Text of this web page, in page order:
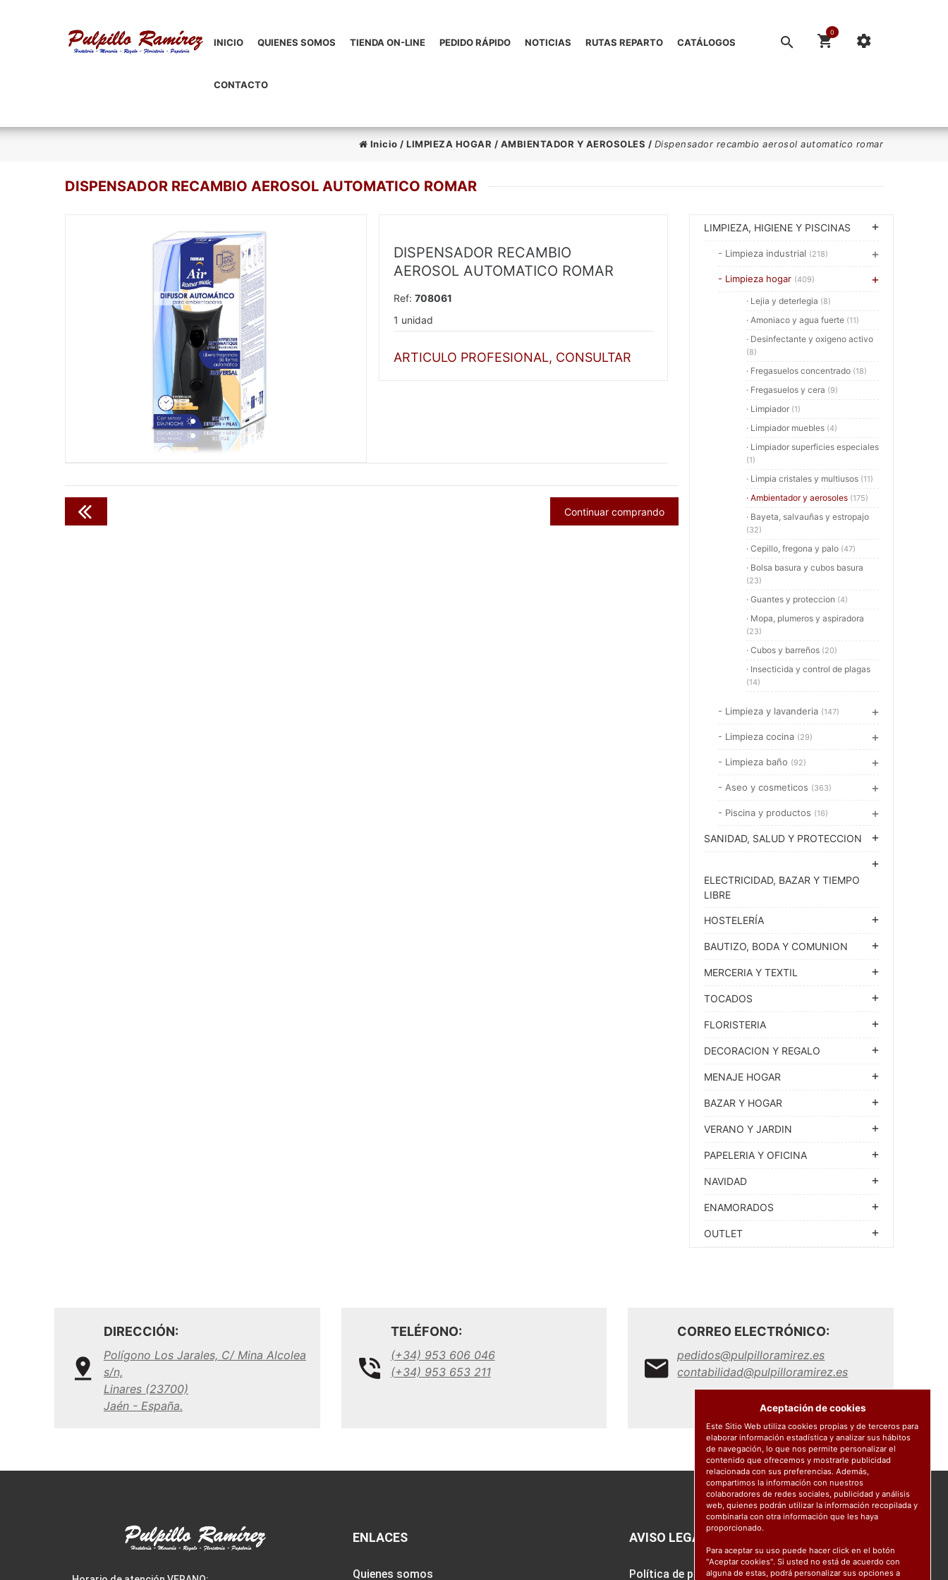
0
INICIO QUIENES SOMOS TIENDA ON-LINE PEDIDO RÁPIDO NOTICIAS RUTAS REPARTO CATÁLOGOS
CONTACTO
Inicio / LIMPIEZA HOGAR / AMBIENTADOR Y AEROSOLES / Dispensador recambio aerosol automatico romar
DISPENSADOR RECAMBIO AEROSOL AUTOMATICO ROMAR
LIMPIEZA, HIGIENE Y PISCINAS
- Limpieza industrial (218)
- Limpieza hogar (409)
· Lejia y deterlegia (8)
· Amoniaco y agua fuerte (11)
· Desinfectante y oxigeno activo
(8)
· Fregasuelos concentrado (18)
· Fregasuelos y cera (9)
· Limpiador (1)
· Limpiador muebles (4)
· Limpiador superficies especiales
(1)
· Limpia cristales y multiusos (11)
· Ambientador y aerosoles (175)
· Bayeta, salvauñas y estropajo
(32)
· Cepillo, fregona y palo (47)
· Bolsa basura y cubos basura
(23)
· Guantes y proteccion (4)
· Mopa, plumeros y aspiradora
(23)
· Cubos y barreños (20)
· Insecticida y control de plagas
(14)
- Limpieza y lavanderia (147)
- Limpieza cocina (29)
- Limpieza baño (92)
- Aseo y cosmeticos (363)
- Piscina y productos (16)
SANIDAD, SALUD Y PROTECCION
ELECTRICIDAD, BAZAR Y TIEMPO
LIBRE
HOSTELERÍA
BAUTIZO, BODA Y COMUNION
MERCERIA Y TEXTIL
TOCADOS
FLORISTERIA
DECORACION Y REGALO
MENAJE HOGAR
BAZAR Y HOGAR
VERANO Y JARDIN
PAPELERIA Y OFICINA
NAVIDAD
ENAMORADOS
OUTLET
DISPENSADOR RECAMBIO
AEROSOL AUTOMATICO ROMAR
Ref: 708061
1 unidad
ARTICULO PROFESIONAL, CONSULTAR
Continuar comprando
DIRECCIÓN:
Polígono Los Jarales, C/ Mina Alcolea
s/n,
Linares (23700)
Jaén - España.
TELÉFONO:
(+34) 953 606 046
(+34) 953 653 211
CORREO ELECTRÓNICO:
pedidos@pulpilloramirez.es
contabilidad@pulpilloramirez.es
ENLACES
Quienes somos
AVISO LEGAL
Política de protección de datos
Aceptación de cookies
Este Sitio Web utiliza cookies propias y de terceros para
elaborar información estadística y analizar sus hábitos
de navegación, lo que nos permite personalizar el
contenido que ofrecemos y mostrarle publicidad
relacionada con sus preferencias. Además,
compartimos la información con nuestros
colaboradores de redes sociales, publicidad y análisis
web, quienes podrán utilizar la información recopilada y
combinarla con otra información que les haya
proporcionado.
Para aceptar su uso puede hacer click en el botón
"Aceptar cookies". Si usted no está de acuerdo con
alguna de estas, podrá personalizar sus opciones a